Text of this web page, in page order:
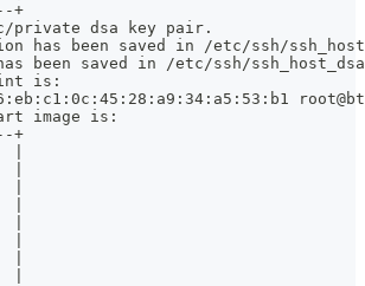
+
private dsa key pair.
has been saved in /etc/ssh/
been saved in /etc/ssh/
is:
root@bt
image is:
+
|
|
|
|
|
|
|
|